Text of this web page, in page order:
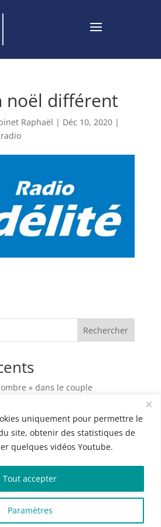
uniquement pour permettre le
site, obtenir des statistiques de
quelques vidéos Youtube.
Paramètres
Tout accepter
noël différent
Raphaël | Déc 10, 2020|
Rechercher
» dans le couple
de la maladie grave
récents
à afficher.